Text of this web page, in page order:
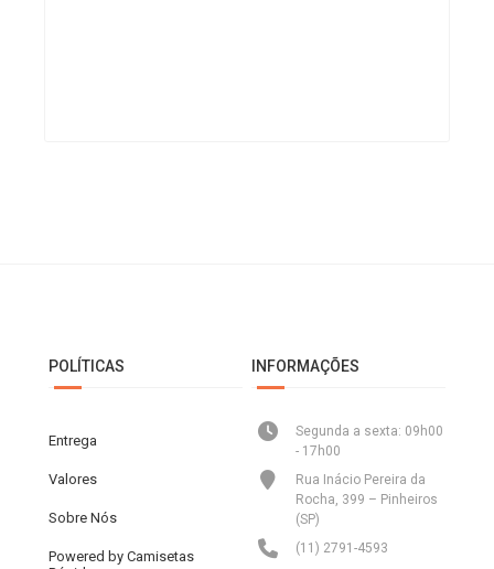
POLÍTICAS
Entrega
Valores
Sobre Nós
Powered by Camisetas
INFORMAÇÕES
Segunda a sexta: 09h00
- 17h00
Rua Inácio Pereira da
Rocha, 399 – Pinheiros
(SP)
(11) 2791-4593